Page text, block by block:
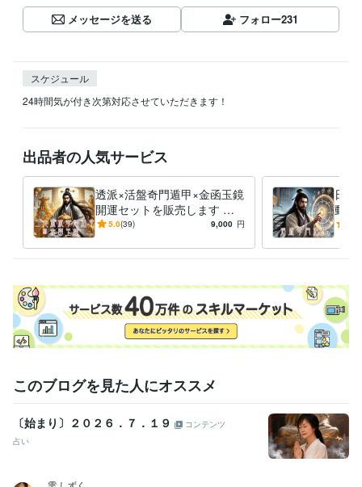
メッセージを送る フォロー231
スケジュール
24時間気が付き次第対応させていただきます！
出品者の人気サービス
透派×活盤奇門遁甲×金函玉鏡
開運セットを販売します 三
大方位術6ヵ月分のデータを
5.0(39) 9,000 円
日帰
動で
奇門
このブログを見た人にオススメ
〔始まり〕２０２６．７．１９
コンテンツ
占い